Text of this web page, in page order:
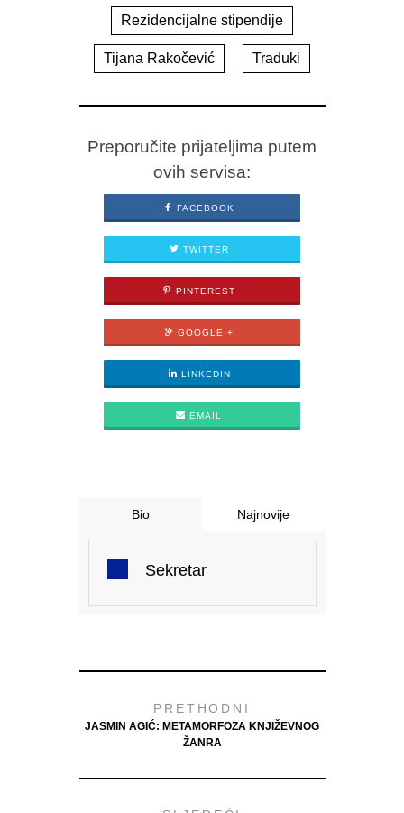
Rezidencijalne stipendije
Tijana Rakočević Traduki
Preporučite prijateljima putem
ovih servisa:
FACEBOOK
TWITTER
PINTEREST
GOOGLE +
LINKEDIN
EMAIL
Bio Najnovije
Sekretar
PRETHODNI
JASMIN AGIĆ: METAMORFOZA KNJIŽEVNOG
ŽANRA